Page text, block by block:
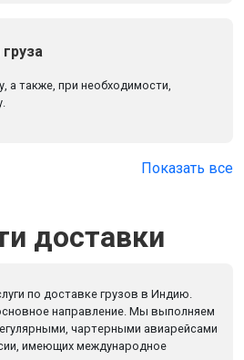
а также, при необходимости,
Показать все
доставки
по доставке грузов в Индию.
направление. Мы выполняем
чартерными авиарейсами
имеющих международное